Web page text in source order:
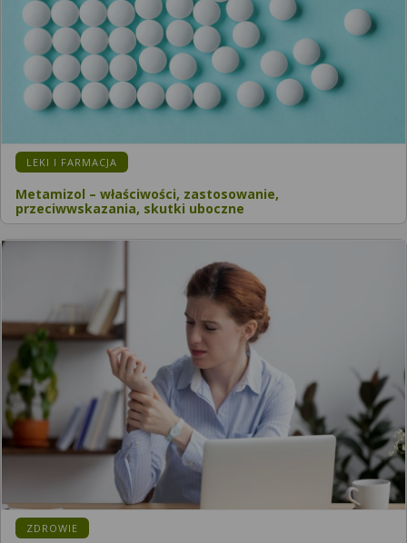
LEKI I FARMACJA
Metamizol – właściwości, zastosowanie,
przeciwwskazania, skutki uboczne
ZDROWIE